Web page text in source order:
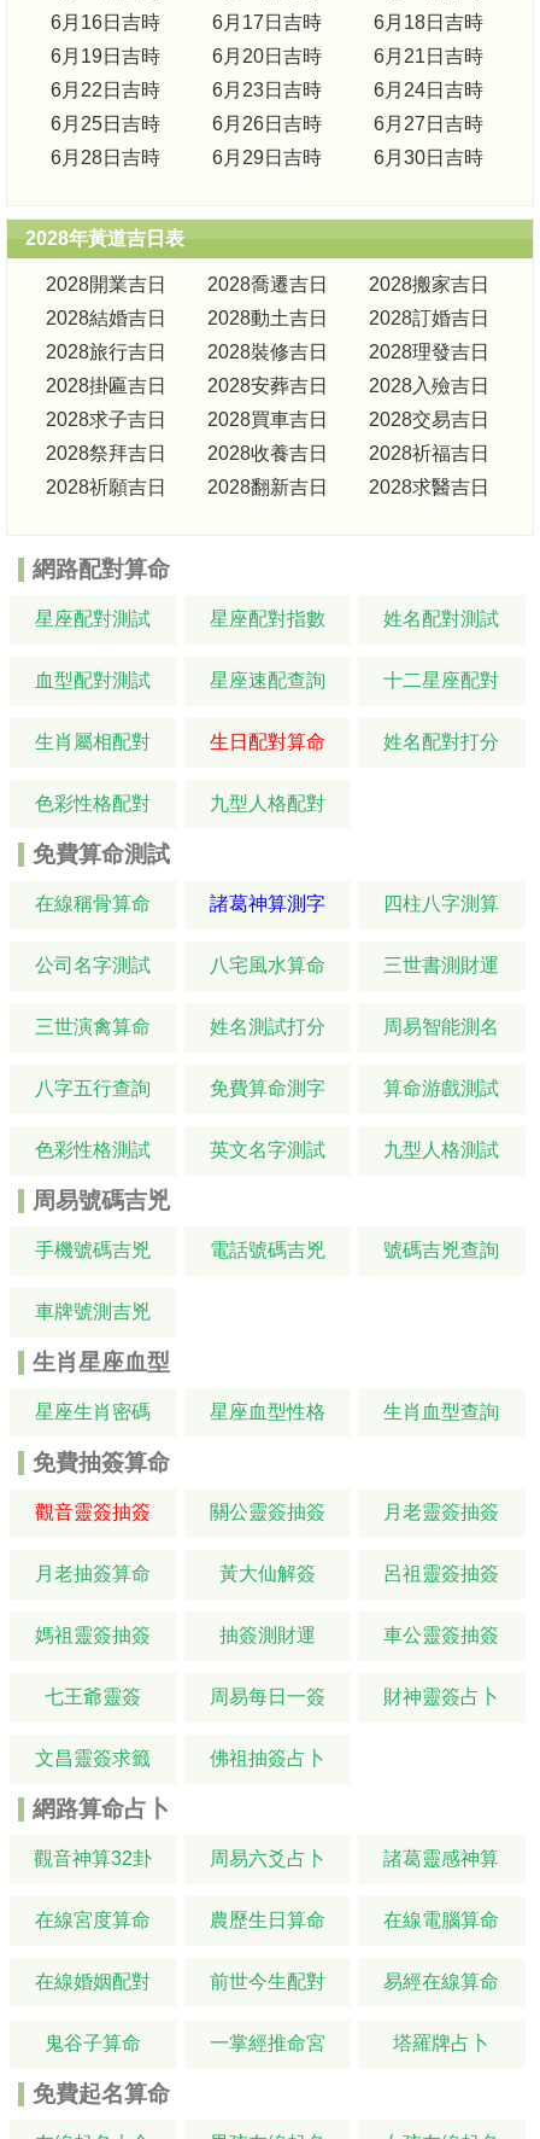
6月16日吉時
6月17日吉時
6月18日吉時
6月19日吉時
6月20日吉時
6月21日吉時
6月22日吉時
6月23日吉時
6月24日吉時
6月25日吉時
6月26日吉時
6月27日吉時
6月28日吉時
6月29日吉時 6月30日吉時
2028年黃道吉日表
2028開業吉日 2028喬遷吉日
2028搬家吉日
2028結婚吉日
2028動土吉日
2028訂婚吉日
2028旅行吉日
2028裝修吉日
2028理發吉日
2028掛匾吉日
2028安葬吉日
2028入殮吉日
2028求子吉日
2028買車吉日
2028交易吉日
2028祭拜吉日
2028收養吉日
2028祈福吉日
2028祈願吉日
2028翻新吉日 2028求醫吉日
網路配對算命
星座配對測試 星座配對指數 姓名配對測試
血型配對測試 星座速配查詢 十二星座配對
生肖屬相配對 生日配對算命 姓名配對打分
色彩性格配對 九型人格配對
免費算命測試
在線稱骨算命 諸葛神算測字 四柱八字測算
公司名字測試 八宅風水算命 三世書測財運
三世演禽算命 姓名測試打分 周易智能測名
八字五行查詢 免費算命測字 算命游戲測試
色彩性格測試 英文名字測試 九型人格測試
周易號碼吉兇
手機號碼吉兇 電話號碼吉兇 號碼吉兇查詢
車牌號測吉兇
生肖星座血型
星座生肖密碼 星座血型性格 生肖血型查詢
免費抽簽算命
觀音靈簽抽簽 關公靈簽抽簽 月老靈簽抽簽
月老抽簽算命 黃大仙解簽 呂祖靈簽抽簽
媽祖靈簽抽簽 抽簽測財運 車公靈簽抽簽
七王爺靈簽 周易每日一簽 財神靈簽占卜
文昌靈簽求籤 佛祖抽簽占卜
網路算命占卜
觀音神算32卦 周易六爻占卜 諸葛靈感神算
在線宮度算命 農歷生日算命 在線電腦算命
在線婚姻配對 前世今生配對 易經在線算命
鬼谷子算命 一掌經推命宮 塔羅牌占卜
免費起名算命